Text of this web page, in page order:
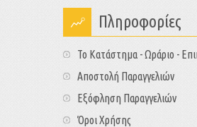
Πληροφορίες
Το Κατάστημα - Ωράριο -
Αποστολή Παραγγελιών
Εξόφληση Παραγγελιών
Όροι Χρήσης